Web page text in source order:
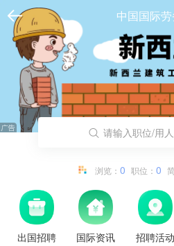
中国国际
请输入职位/用
浏览： 0 职位： 0
出国招聘 国际资讯 招聘活动